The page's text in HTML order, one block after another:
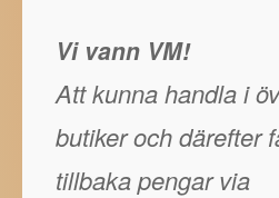
Vi vann VM!
Att kunna handla i
butiker och därefter
tillbaka pengar via